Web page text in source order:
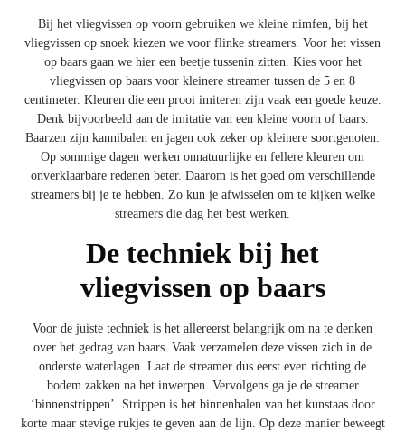
Bij het vliegvissen op voorn gebruiken we kleine nimfen, bij het
vliegvissen op snoek kiezen we voor flinke streamers. Voor het vissen
op baars gaan we hier een beetje tussenin zitten. Kies voor het
vliegvissen op baars voor kleinere streamer tussen de 5 en 8
centimeter. Kleuren die een prooi imiteren zijn vaak een goede keuze.
Denk bijvoorbeeld aan de imitatie van een kleine voorn of baars.
Baarzen zijn kannibalen en jagen ook zeker op kleinere soortgenoten.
Op sommige dagen werken onnatuurlijke en fellere kleuren om
onverklaarbare redenen beter. Daarom is het goed om verschillende
streamers bij je te hebben. Zo kun je afwisselen om te kijken welke
streamers die dag het best werken.
De techniek bij het
vliegvissen op baars
Voor de juiste techniek is het allereerst belangrijk om na te denken
over het gedrag van baars. Vaak verzamelen deze vissen zich in de
onderste waterlagen. Laat de streamer dus eerst even richting de
bodem zakken na het inwerpen. Vervolgens ga je de streamer
‘binnenstrippen’. Strippen is het binnenhalen van het kunstaas door
korte maar stevige rukjes te geven aan de lijn. Op deze manier beweegt